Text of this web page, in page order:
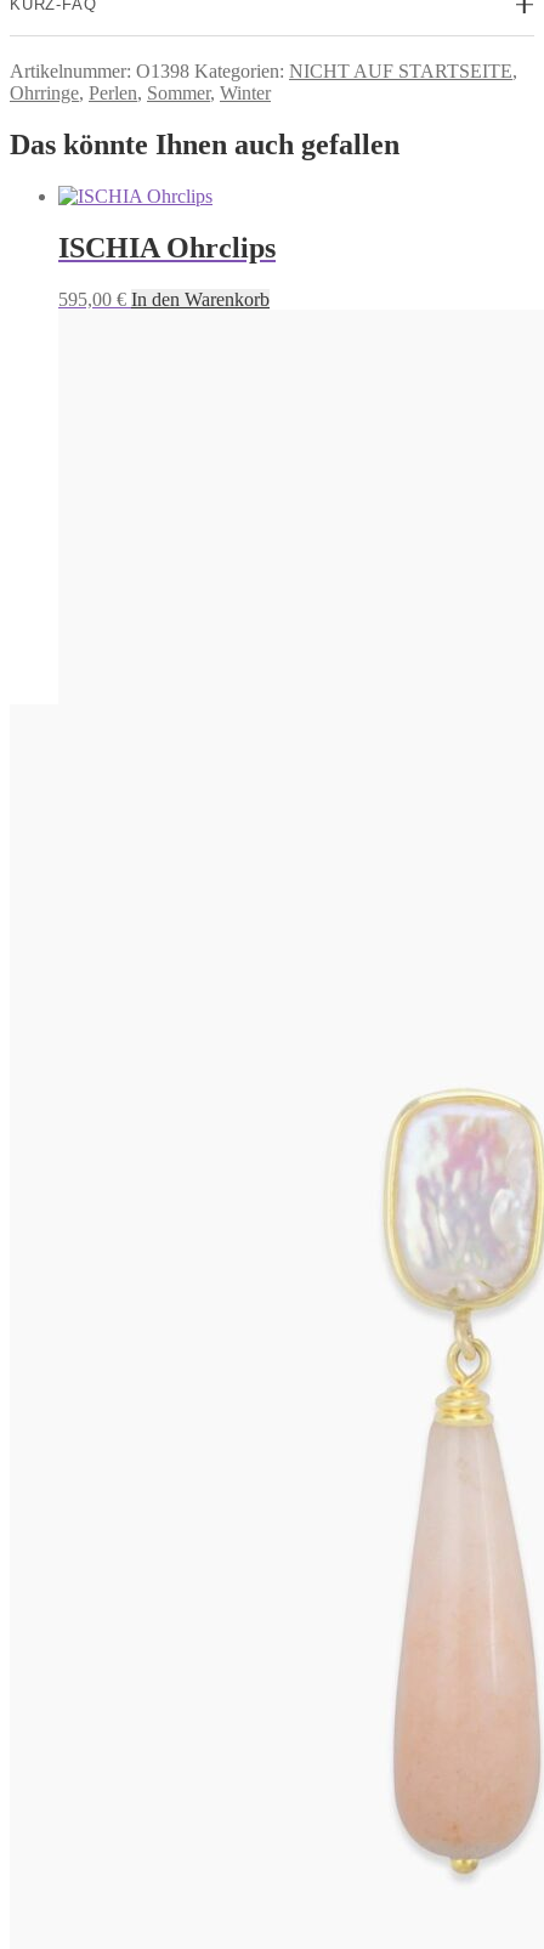
KURZ-FAQ
Artikelnummer: O1398 Kategorien: NICHT AUF STARTSEITE,
Ohrringe, Perlen, Sommer, Winter
Das könnte Ihnen auch gefallen
ISCHIA Ohrclips
595,00 € In den Warenkorb